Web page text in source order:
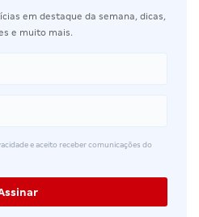
em destaque da semana, dicas,
e muito mais.
e aceito receber comunicações do